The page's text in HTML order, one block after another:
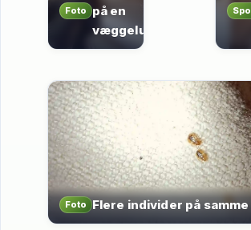
Foto på en
væggelus
Foto Flere individer på